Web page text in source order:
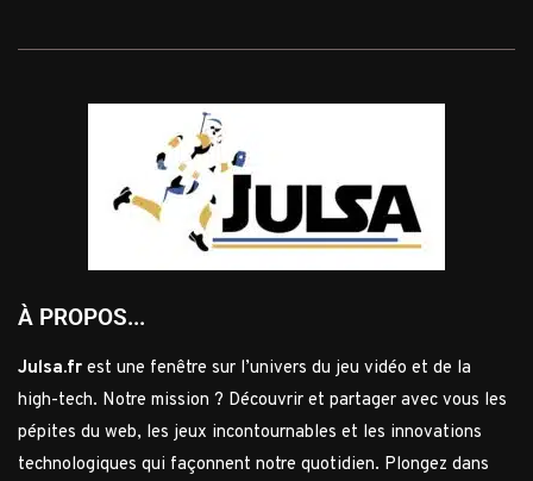
À PROPOS...
Julsa.fr est une fenêtre sur l’univers du jeu vidéo et de la
high-tech. Notre mission ? Découvrir et partager avec vous les
pépites du web, les jeux incontournables et les innovations
technologiques qui façonnent notre quotidien. Plongez dans